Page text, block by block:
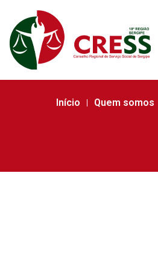
Início Quem somos